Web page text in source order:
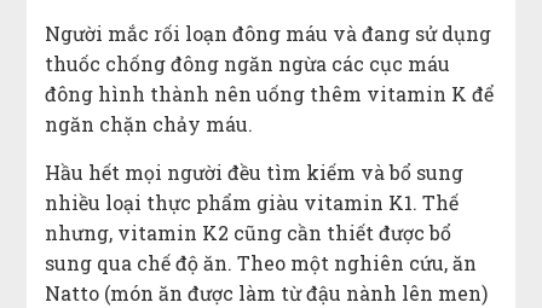
Người mắc rối loạn đông máu và đang sử dụng
thuốc chống đông ngăn ngừa các cục máu
đông hình thành nên uống thêm vitamin K để
ngăn chặn chảy máu.
Hầu hết mọi người đều tìm kiếm và bổ sung
nhiều loại thực phẩm giàu vitamin K1. Thế
nhưng, vitamin K2 cũng cần thiết được bổ
sung qua chế độ ăn. Theo một nghiên cứu, ăn
Natto (món ăn được làm từ đậu nành lên men)